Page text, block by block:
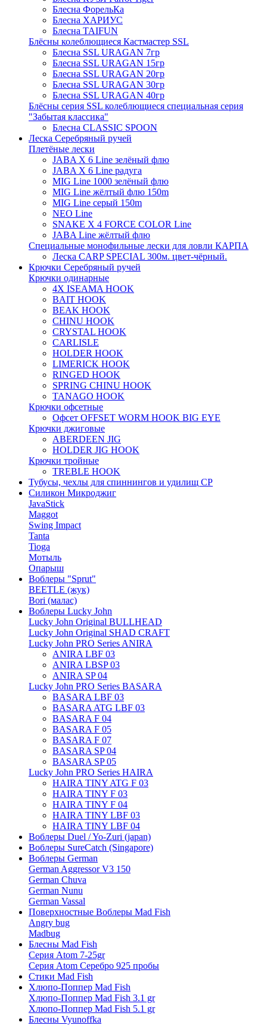
Блесна ФорельКа
Блесна ХАРИУС
Блесна TAIFUN
Блёсны колеблющиеся Кастмастер SSL
Блесна SSL URAGAN 7гр
Блесна SSL URAGAN 15гр
Блесна SSL URAGAN 20гр
Блесна SSL URAGAN 30гр
Блесна SSL URAGAN 40гр
Блёсны серия SSL колеблющиеся специальная серия
"Забытая классика"
Блесна CLASSIC SPOON
Леска Серебряный ручей
Плетёные лески
JABA X 6 Line зелёный флю
JABA X 6 Line радуга
MIG Line 1000 зелёный флю
MIG Line жёлтый флю 150m
MIG Line серый 150m
NEO Line
SNAKE X 4 FORCE COLOR Line
JABA Line жёлтый флю
Специальные монофильные лески для ловли КАРПА
Леска CARP SPECIAL 300м. цвет-чёрный.
Крючки Серебряный ручей
Крючки одинарные
4X ISEAMA HOOK
BAIT HOOK
BEAK HOOK
CHINU HOOK
CRYSTAL HOOK
CARLISLE
HOLDER HOOK
LIMERICK HOOK
RINGED HOOK
SPRING CHINU HOOK
TANAGO HOOK
Крючки офсетные
Офсет OFFSET WORM HOOK BIG EYE
Крючки джиговые
ABERDEEN JIG
HOLDER JIG HOOK
Крючки тройные
TREBLE HOOK
Тубусы, чехлы для спиннингов и удилищ СР
Силикон Микроджиг
JavaStick
Maggot
Swing Impact
Tanta
Tioga
Мотыль
Опарыш
Воблеры "Sprut"
BEETLE (жук)
Bori (малас)
Воблеры Lucky John
Lucky John Original BULLHEAD
Lucky John Original SHAD CRAFT
Lucky John PRO Series ANIRA
ANIRA LBF 03
ANIRA LBSP 03
ANIRA SP 04
Lucky John PRO Series BASARA
BASARA LBF 03
BASARA ATG LBF 03
BASARA F 04
BASARA F 05
BASARA F 07
BASARA SP 04
BASARA SP 05
Lucky John PRO Series HAIRA
HAIRA TINY ATG F 03
HAIRA TINY F 03
HAIRA TINY F 04
HAIRA TINY LBF 03
HAIRA TINY LBF 04
Воблеры Duel / Yo-Zuri (japan)
Воблеры SureCatch (Singapore)
Воблеры German
German Aggressor V3 150
German Chuva
German Nunu
German Vassal
Поверхностные Воблеры Mad Fish
Angry bug
Madbug
Блесны Mad Fish
Серия Atom 7-25gr
Серия Atom Серебро 925 пробы
Стики Mad Fish
Хлюпо-Поппер Mad Fish
Хлюпо-Поппер Mad Fish 3.1 gr
Хлюпо-Поппер Mad Fish 5.1 gr
Блесны Vyunoffka